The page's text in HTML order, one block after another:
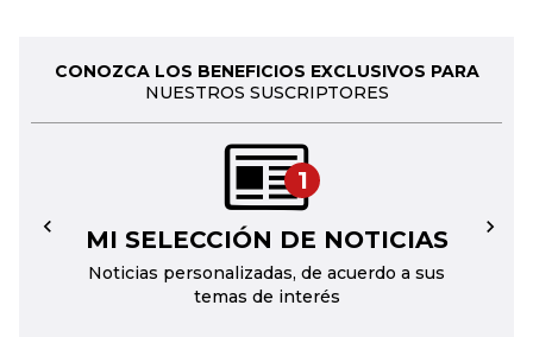
CONOZCA LOS BENEFICIOS EXCLUSIVOS PARA
NUESTROS SUSCRIPTORES
1
MI SELECCIÓN DE NOTICIAS
Noticias personalizadas, de acuerdo a sus
temas de interés
← →